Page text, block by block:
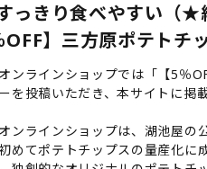
っきり食べやすい（★
OFF】三方原ポテト
ンラインショップでは「【5％
を投稿いただき、本サイトに掲
ンラインショップは、湖池屋の
めてポテトチップスの量産化に